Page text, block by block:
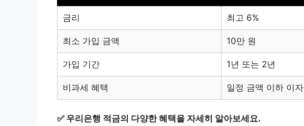
금리 최고 6%
최소 가입 금액 10만 원
가입 기간 1년 또는 2년
비과세 혜택 일정 금액 이하 이자
✅ 우리은행 적금의 다양한 혜택을 자세히 알아보세요.